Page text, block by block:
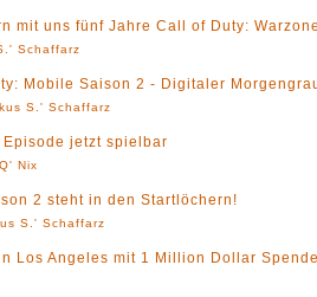
mit uns fünf Jahre Call of Duty: Warzone
Schaffarz
Mobile Saison 2 - Digitaler
S.' Schaffarz
jetzt spielbar
Nix
2 steht in den Startlöchern!
S.' Schaffarz
Los Angeles mit 1 Million Dollar